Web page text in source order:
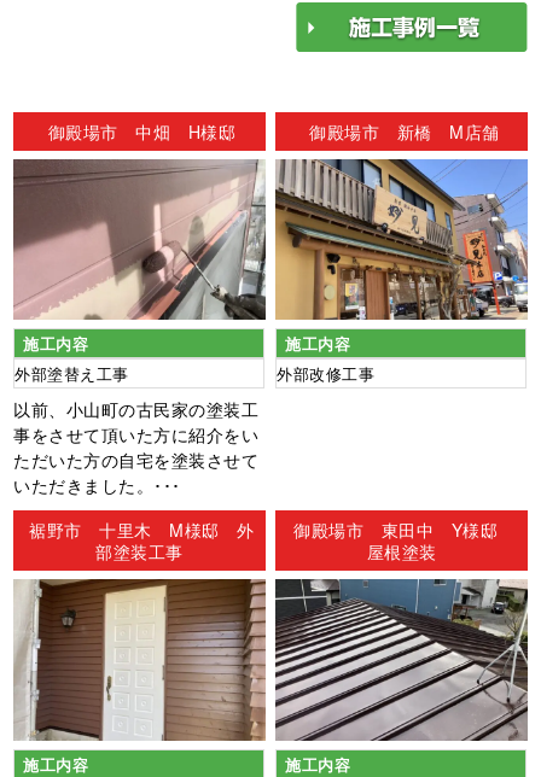
ン
御殿場市 中畑 H様邸
施工内容
外部塗替え工事
以前、小山町の古民家の塗装工
事をさせて頂いた方に紹介をい
ただいた方の自宅を塗装させて
いただきました。･･･
御殿場市 新橋 M店舗
施工内容
外部改修工事
裾野市 十里木 M様邸 外
部塗装工事
施工内容
御殿場市 東田中 Y様邸
屋根塗装
施工内容